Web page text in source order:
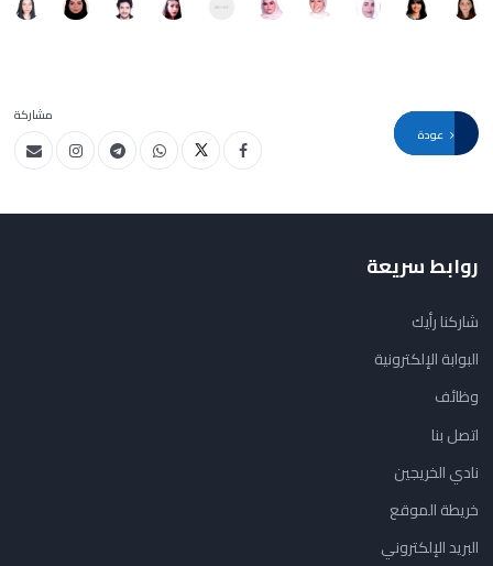
مشاركة
روابط سريعة
شاركنا رأيك
البوابة الإلكترونية
وظائف
اتصل بنا
نادي الخريجين
خريطة الموقع
البريد الإلكتروني